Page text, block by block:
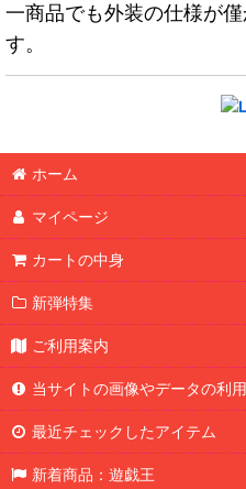
一商品でも外装の仕様が
す。
ホーム
マイページ
カートの中身
新弾特集
ご利用案内
当サイトの画像やデータの利
最近チェックしたアイテム
新着商品：遊戯王